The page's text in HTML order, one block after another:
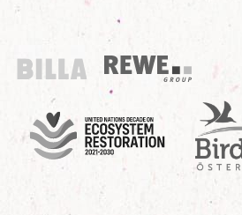
Billa
REWE Group
UN Decade
Birdlife